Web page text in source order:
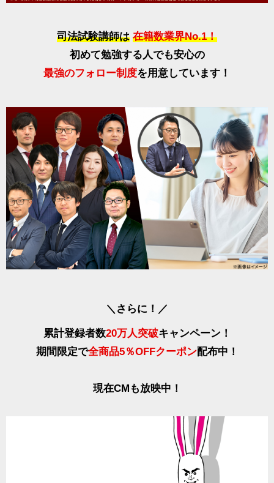
司法試験講師は 在籍数業界No.1！
初めて勉強する人でも安心の
最強のフォロー制度を用意しています！
＼さらに！／
累計登録者数20万人突破キャンペーン！
期間限定で全商品5％OFFクーポン配布中！
現在CMも放映中！